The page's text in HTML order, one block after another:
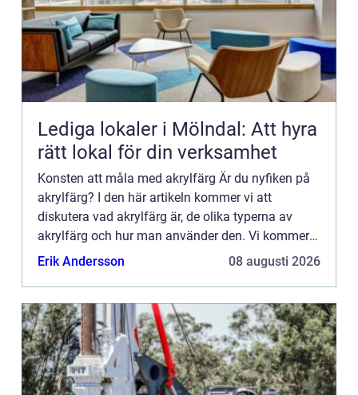
Lediga lokaler i Mölndal: Att hyra
rätt lokal för din verksamhet
Konsten att måla med akrylfärg Är du nyfiken på
akrylfärg? I den här artikeln kommer vi att
diskutera vad akrylfärg är, de olika typerna av
akrylfärg och hur man använder den. Vi kommer
också ...
Erik Andersson 08 augusti 2026